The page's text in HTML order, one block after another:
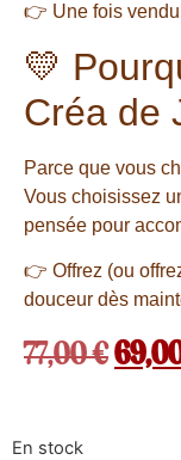
👉 Une fois
💛
Créa de
Parce que vous
Vous choisissez
pensée pour
👉 Offrez (ou
douceur dès
77,00€
En stock